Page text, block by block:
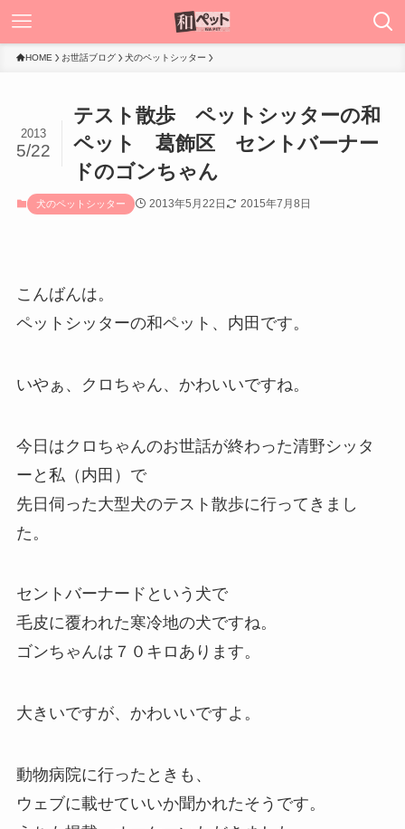
HOME お世話ブログ 犬のペットシッター
テスト散歩 ペットシッターの和
ペット 葛飾区 セントバーナー
ドのゴンちゃん
2013
5/22
犬のペットシッター 2013年5月22日 2015年7月8日
こんばんは。
ペットシッターの和ペット、内田です。
いやぁ、クロちゃん、かわいいですね。
今日はクロちゃんのお世話が終わった清野シッタ
ーと私（内田）で
先日伺った大型犬のテスト散歩に行ってきまし
た。
セントバーナードという犬で
毛皮に覆われた寒冷地の犬ですね。
ゴンちゃんは７０キロあります。
大きいですが、かわいいですよ。
動物病院に行ったときも、
ウェブに載せていいか聞かれたそうです。